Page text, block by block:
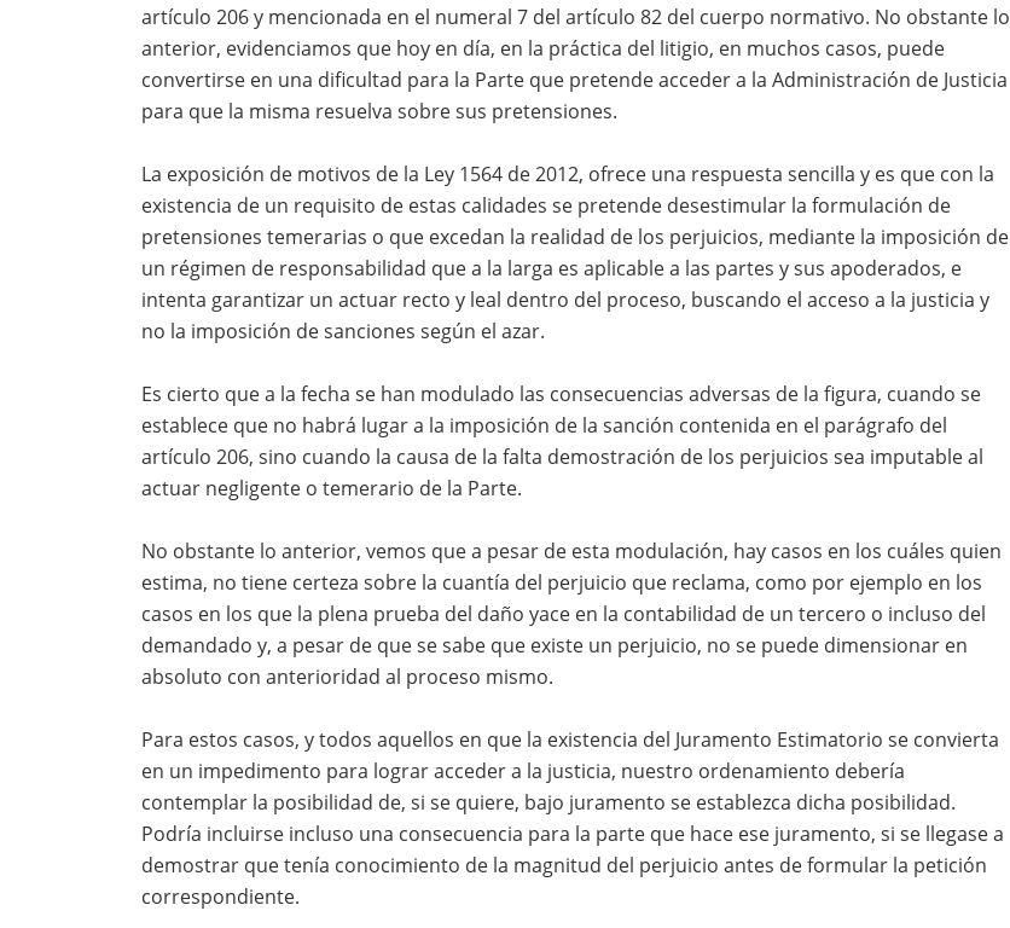
artículo 206 y mencionada en el numeral 7 del artículo 82 del cuerpo normativo. No obstante lo
anterior, evidenciamos que hoy en día, en la práctica del litigio, en muchos casos, puede
convertirse en una dificultad para la Parte que pretende acceder a la Administración de Justicia
para que la misma resuelva sobre sus pretensiones.
La exposición de motivos de la Ley 1564 de 2012, ofrece una respuesta sencilla y es que con la
existencia de un requisito de estas calidades se pretende desestimular la formulación de
pretensiones temerarias o que excedan la realidad de los perjuicios, mediante la imposición de
un régimen de responsabilidad que a la larga es aplicable a las partes y sus apoderados, e
intenta garantizar un actuar recto y leal dentro del proceso, buscando el acceso a la justicia y
no la imposición de sanciones según el azar.
Es cierto que a la fecha se han modulado las consecuencias adversas de la figura, cuando se
establece que no habrá lugar a la imposición de la sanción contenida en el parágrafo del
artículo 206, sino cuando la causa de la falta demostración de los perjuicios sea imputable al
actuar negligente o temerario de la Parte.
No obstante lo anterior, vemos que a pesar de esta modulación, hay casos en los cuáles quien
estima, no tiene certeza sobre la cuantía del perjuicio que reclama, como por ejemplo en los
casos en los que la plena prueba del daño yace en la contabilidad de un tercero o incluso del
demandado y, a pesar de que se sabe que existe un perjuicio, no se puede dimensionar en
absoluto con anterioridad al proceso mismo.
Para estos casos, y todos aquellos en que la existencia del Juramento Estimatorio se convierta
en un impedimento para lograr acceder a la justicia, nuestro ordenamiento debería
contemplar la posibilidad de, si se quiere, bajo juramento se establezca dicha posibilidad.
Podría incluirse incluso una consecuencia para la parte que hace ese juramento, si se llegase a
demostrar que tenía conocimiento de la magnitud del perjuicio antes de formular la petición
correspondiente.